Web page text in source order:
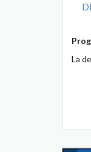
La